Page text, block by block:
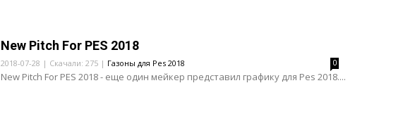
New Pitch For PES 2018
2018-07-28 | Скачали: 275 | Газоны для Pes 2018 0
New Pitch For PES 2018 - еще один мейкер представил графику для Pes 2018....